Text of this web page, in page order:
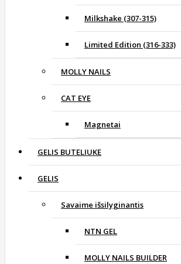
Milkshake (307-315)
Limited Edition (316-333)
MOLLY NAILS
CAT EYE
Magnetai
GELIS BUTELIUKE
GELIS
Savaime išsilyginantis
NTN GEL
MOLLY NAILS BUILDER